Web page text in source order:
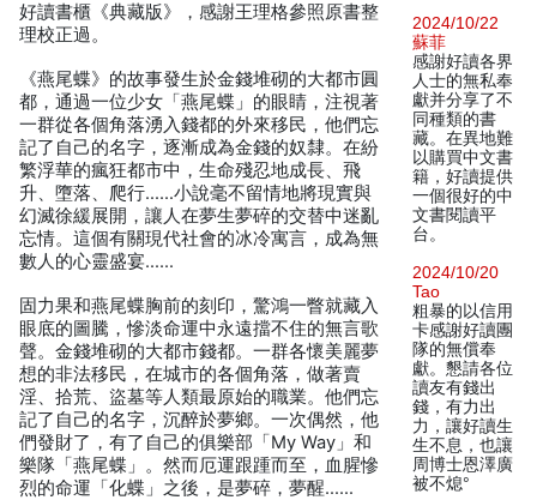
好讀書櫃《典藏版》，感謝王理格參照原書整
理校正過。
《燕尾蝶》的故事發生於金錢堆砌的大都市圓
都，通過一位少女「燕尾蝶」的眼睛，注視著
一群從各個角落湧入錢都的外來移民，他們忘
記了自己的名字，逐漸成為金錢的奴隸。在紛
繁浮華的瘋狂都市中，生命殘忍地成長、飛
升、墮落、爬行……小說毫不留情地將現實與
幻滅徐緩展開，讓人在夢生夢碎的交替中迷亂
忘情。這個有關現代社會的冰冷寓言，成為無
數人的心靈盛宴……
固力果和燕尾蝶胸前的刻印，驚鴻一瞥就藏入
眼底的圖騰，慘淡命運中永遠擋不住的無言歌
聲。金錢堆砌的大都市錢都。一群各懷美麗夢
想的非法移民，在城市的各個角落，做著賣
淫、拾荒、盜墓等人類最原始的職業。他們忘
記了自己的名字，沉醉於夢鄉。一次偶然，他
們發財了，有了自己的俱樂部「My Way」和
樂隊「燕尾蝶」。然而厄運跟踵而至，血腥慘
烈的命運「化蝶」之後，是夢碎，夢醒……
2024/10/22
蘇菲
感謝好讀各界
人士的無私奉
獻并分享了不
同種類的書
藏。在異地難
以購買中文書
籍，好讀提供
一個很好的中
文書閱讀平
台。
2024/10/20
Tao
粗暴的以信用
卡感謝好讀團
隊的無償奉
獻。懇請各位
讀友有錢出
錢，有力出
力，讓好讀生
生不息，也讓
周博士恩澤廣
被不熄°